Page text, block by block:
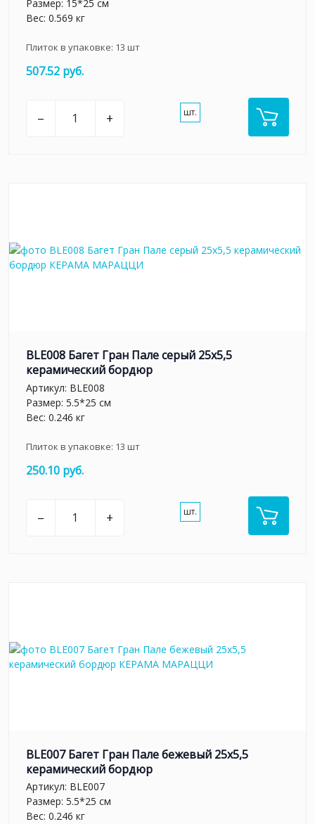
Размер: 15*25 см
Вес: 0.569 кг
Плиток в упаковке: 13 шт
507.52 руб.
– + шт.
BLE008 Багет Гран Пале серый 25x5,5
керамический бордюр
Артикул: BLE008
Размер: 5.5*25 см
Вес: 0.246 кг
Плиток в упаковке: 13 шт
250.10 руб.
– + шт.
BLE007 Багет Гран Пале бежевый 25x5,5
керамический бордюр
Артикул: BLE007
Размер: 5.5*25 см
Вес: 0.246 кг